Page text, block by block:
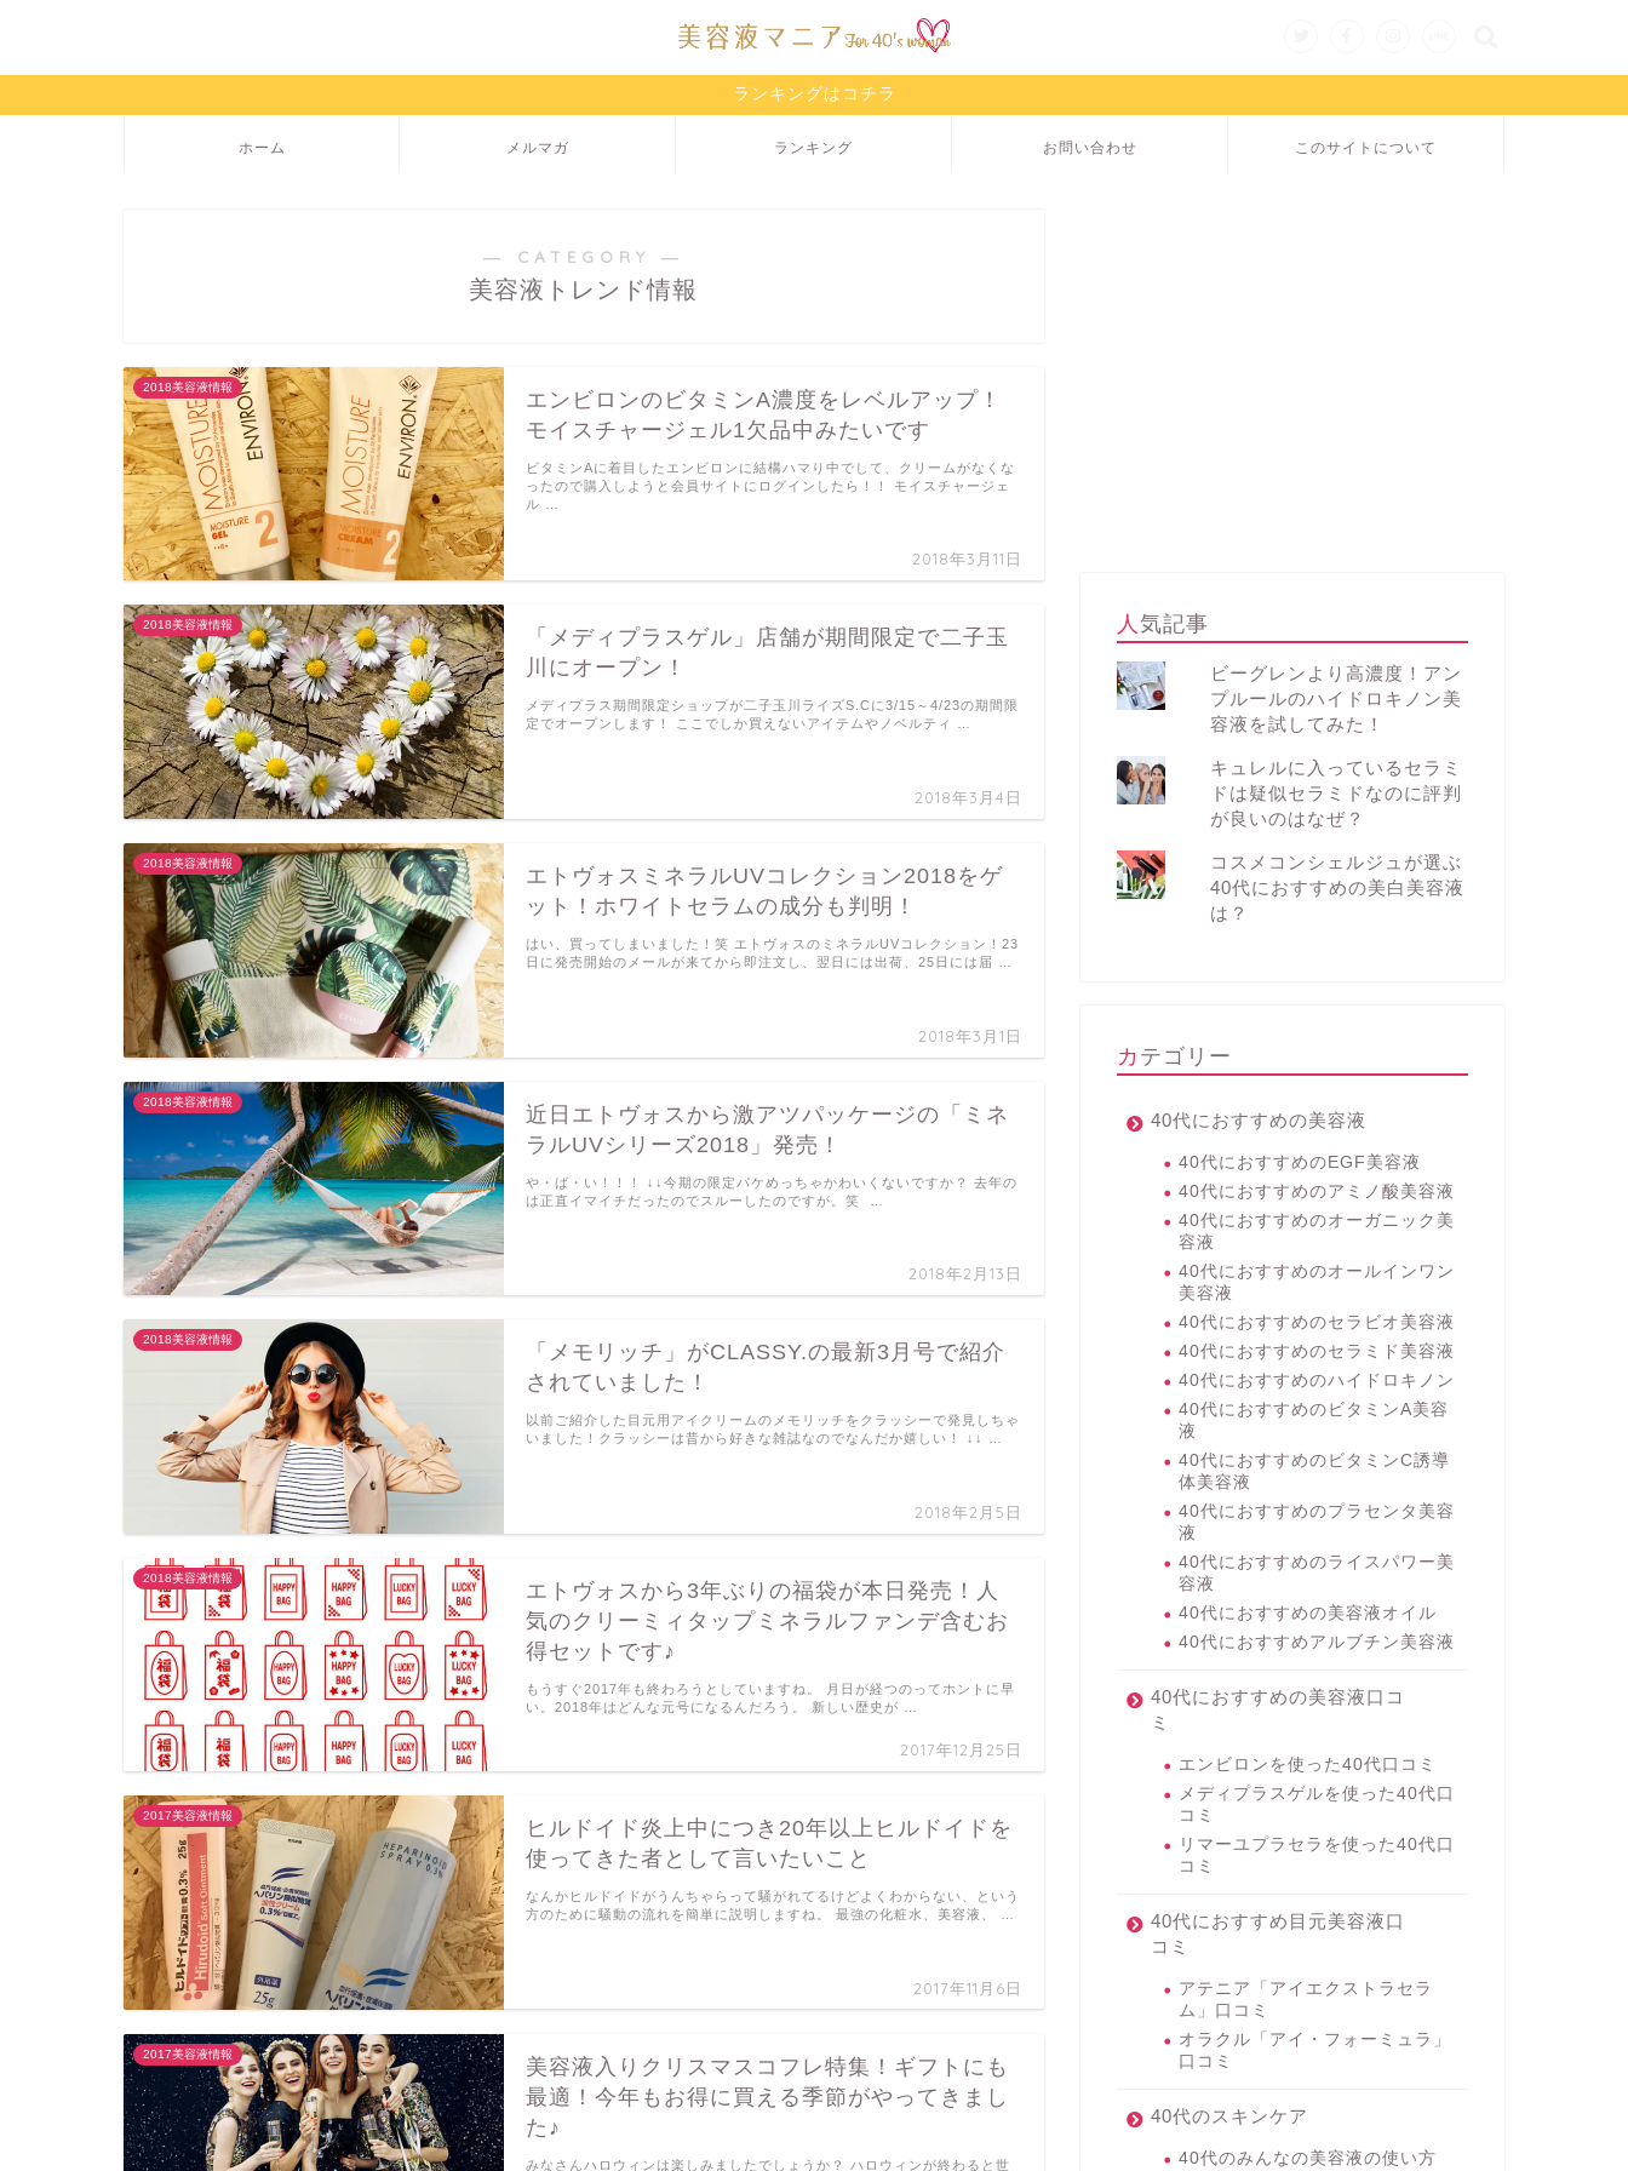
ランキングはコチラ
ホーム メルマガ ランキング お問い合わせ このサイトについて
― CATEGORY ―
美容液トレンド情報
2018美容液情報
エンビロンのビタミンA濃度をレベルアップ！
モイスチャージェル1欠品中みたいです
2018年3月11日
ビタミンAに着目したエンビロンに結構ハマり中でして、クリームがなくな
ったので購入しようと会員サイトにログインしたら！！ モイスチャージェ
ル …
2018美容液情報
「メディプラスゲル」店舗が期間限定で二子玉
川にオープン！
2018年3月4日
メディプラス期間限定ショップが二子玉川ライズS.Cに3/15～4/23の期間限
定でオープンします！ ここでしか買えないアイテムやノベルティ …
2018美容液情報
エトヴォスミネラルUVコレクション2018をゲ
ット！ホワイトセラムの成分も判明！
2018年3月1日
はい、買ってしまいました！笑 エトヴォスのミネラルUVコレクション！23
日に発売開始のメールが来てから即注文し、翌日には出荷、25日には届 …
2018美容液情報
近日エトヴォスから激アツパッケージの「ミネ
ラルUVシリーズ2018」発売！
2018年2月13日
や・ば・い！！！ ↓↓今期の限定パケめっちゃかわいくないですか？ 去年の
は正直イマイチだったのでスルーしたのですが。笑 …
2018美容液情報
「メモリッチ」がCLASSY.の最新3月号で紹介
されていました！
2018年2月5日
以前ご紹介した目元用アイクリームのメモリッチをクラッシーで発見しちゃ
いました！クラッシーは昔から好きな雑誌なのでなんだか嬉しい！ ↓↓ …
2018美容液情報
エトヴォスから3年ぶりの福袋が本日発売！人
気のクリーミィタップミネラルファンデ含むお
得セットです♪
2017年12月25日
もうすぐ2017年も終わろうとしていますね。 月日が経つのってホントに早
い。2018年はどんな元号になるんだろう。 新しい歴史が …
2017美容液情報
ヒルドイド炎上中につき20年以上ヒルドイドを
使ってきた者として言いたいこと
2017年11月6日
なんかヒルドイドがうんちゃらって騒がれてるけどよくわからない、という
方のために騒動の流れを簡単に説明しますね。 最強の化粧水、美容液、 …
2017美容液情報
美容液入りクリスマスコフレ特集！ギフトにも
最適！今年もお得に買える季節がやってきまし
た♪
みなさんハロウィンは楽しみましたでしょうか？ ハロウィンが終わると世
人気記事
ビーグレンより高濃度！アン
プルールのハイドロキノン美
容液を試してみた！
キュレルに入っているセラミ
ドは疑似セラミドなのに評判
が良いのはなぜ？
コスメコンシェルジュが選ぶ
40代におすすめの美白美容液
は？
カテゴリー
40代におすすめの美容液
40代におすすめのEGF美容液
40代におすすめのアミノ酸美容液
40代におすすめのオーガニック美
容液
40代におすすめのオールインワン
美容液
40代におすすめのセラビオ美容液
40代におすすめのセラミド美容液
40代におすすめのハイドロキノン
40代におすすめのビタミンA美容
液
40代におすすめのビタミンC誘導
体美容液
40代におすすめのプラセンタ美容
液
40代におすすめのライスパワー美
容液
40代におすすめの美容液オイル
40代におすすめアルブチン美容液
40代におすすめの美容液口コ
ミ
エンビロンを使った40代口コミ
メディプラスゲルを使った40代口
コミ
リマーユプラセラを使った40代口
コミ
40代におすすめ目元美容液口
コミ
アテニア「アイエクストラセラ
ム」口コミ
オラクル「アイ・フォーミュラ」
口コミ
40代のスキンケア
40代のみんなの美容液の使い方